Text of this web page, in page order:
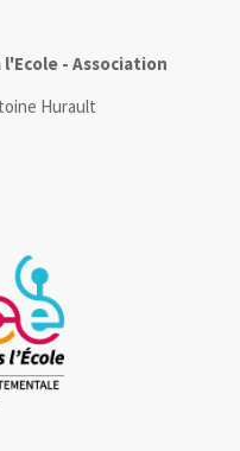
- Association
Hurault